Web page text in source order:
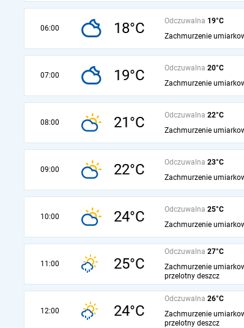
06:00 18°C Odczuwalna 19°C
Zachmurzenie
07:00 19°C Odczuwalna 20°C
Zachmurzenie
08:00 21°C Odczuwalna 22°C
Zachmurzenie
09:00 22°C Odczuwalna 23°C
Zachmurzenie
10:00 24°C Odczuwalna 25°C
Zachmurzenie
11:00 25°C
Odczuwalna 27°C
Zachmurzenie
przelotny deszcz
12:00 24°C
Odczuwalna 26°C
Zachmurzenie
przelotny deszcz